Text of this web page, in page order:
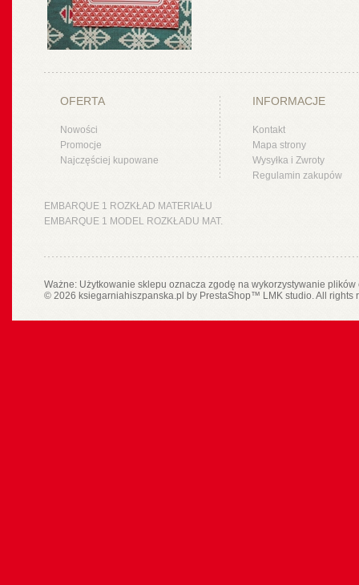
OFERTA
Nowości
Promocje
Najczęściej kupowane
INFORMACJE
Kontakt
Mapa strony
Wysyłka i Zwroty
Regulamin zakupów
EMBARQUE 1 ROZKŁAD MATERIAŁU
EMBARQUE 1 MODEL ROZKŁADU MAT.
Ważne: Użytkowanie sklepu oznacza zgodę na wykorzystywanie
© 2026 ksiegarniahiszpanska.pl by PrestaShop™ LMK studio. All rights